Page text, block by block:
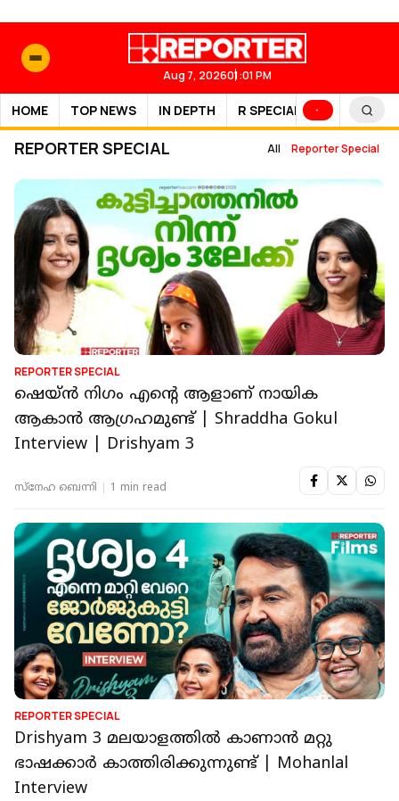
Aug 7, 202601:01 PM
HOME TOP NEWS IN DEPTH R SPECIAL SPORTS
REPORTER SPECIAL All Reporter Special
REPORTER SPECIAL
ഷെയ്ൻ നിഗം എന്റെ ആളാണ് നായിക
ആകാൻ ആഗ്രഹമുണ്ട് | Shraddha Gokul
Interview | Drishyam 3
സ്നേഹ ബെന്നി 1 min read
REPORTER SPECIAL
Drishyam 3 മലയാളത്തിൽ കാണാൻ മറ്റു
ഭാഷക്കാർ കാത്തിരിക്കുന്നുണ്ട് | Mohanlal
Interview